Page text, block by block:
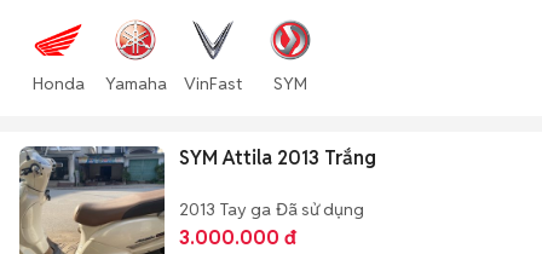
Honda Yamaha VinFast SYM
SYM Attila 2013 Trắng
2013 Tay ga Đã sử dụng
3.000.000 đ